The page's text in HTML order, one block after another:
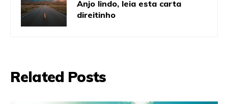
Anjo lindo, leia esta carta
direitinho
Related Posts